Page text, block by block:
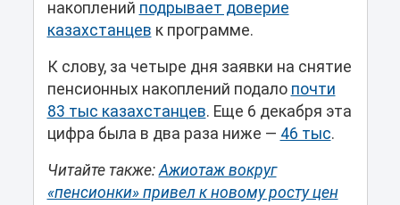
накоплений подрывает доверие
казахстанцев к программе.
К слову, за четыре дня заявки на снятие
пенсионных накоплений подало почти
83 тыс казахстанцев. Еще 6 декабря эта
цифра была в два раза ниже — 46 тыс.
Читайте также:Ажиотаж вокруг
«пенсионки» привел к новому росту цен